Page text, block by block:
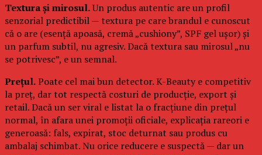
Textura și mirosul.Un produs autentic are un profil
senzorial predictibil — textura pe care brandul e cunoscut
că o are (esență apoasă, cremă „cushiony”, SPF gel ușor) și
un parfum subtil, nu agresiv. Dacă textura sau mirosul „nu
se potrivesc”, e un semnal.
Prețul.Poate cel mai bun detector. K-Beauty e competitiv
la preț, dar tot respectă costuri de producție, export și
retail. Dacă un ser viral e listat la o fracțiune din prețul
normal, în afara unei promoții oficiale, explicația rareori e
generoasă: fals, expirat, stoc deturnat sau produs cu
ambalaj schimbat. Nu orice reducere e suspectă — dar un